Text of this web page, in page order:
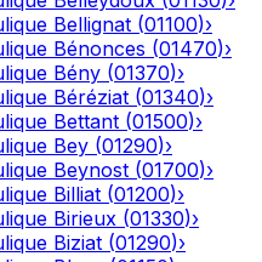
Bellignat (01100)›
Bénonces (01470)›
Bény (01370)›
Béréziat (01340)›
Bettant (01500)›
Bey (01290)›
Beynost (01700)›
Billiat (01200)›
Birieux (01330)›
Biziat (01290)›